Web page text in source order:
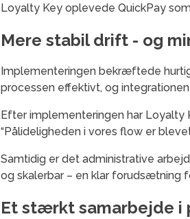
Loyalty Key oplevede QuickPay
Mere stabil drift - og
Implementeringen bekræftede
processen effektivt, og
Efter implementeringen har
“Pålideligheden i vores flow er
Samtidig er det administrative
og skalerbar – en klar forudsætning
Et stærkt samarbejde i